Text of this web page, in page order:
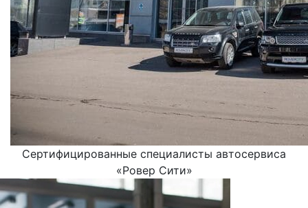
Сертифицированные специалисты автосервиса
«Ровер Сити»